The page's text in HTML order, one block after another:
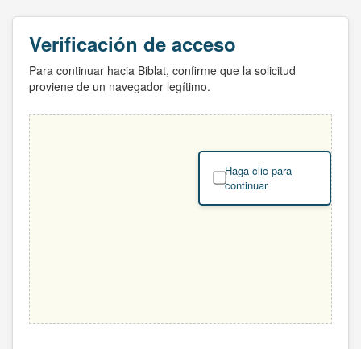
Verificación de acceso
Para continuar hacia Biblat, confirme que la solicitud
proviene de un navegador legítimo.
Haga clic para
continuar